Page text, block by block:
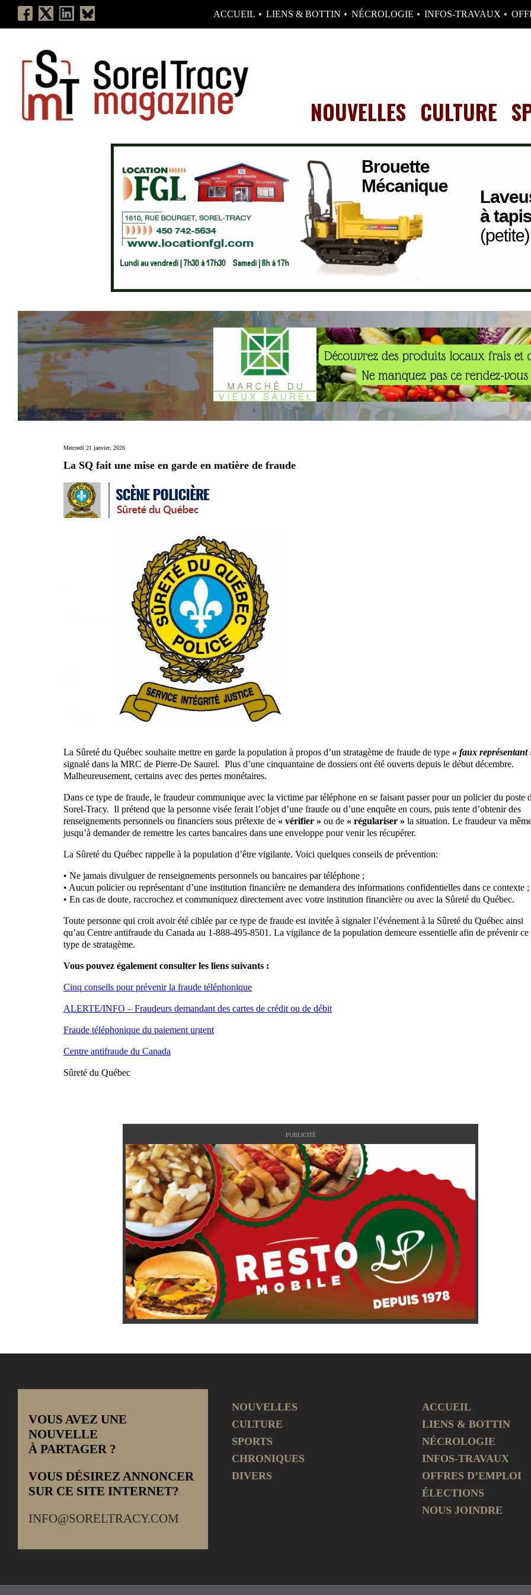
ACCUEIL LIENS & BOTTIN NÉCROLOGIE INFOS-TRAVAUX
NOUVELLES CULTURE
Mercredi 21 janvier, 2026
La SQ fait une mise en garde en matière de fraude
La Sûreté du Québec souhaite mettre en garde la population à propos d’un stratagème de fraude de type « faux représentant
signalé dans la MRC de Pierre-De Saurel. Plus d’une cinquantaine de dossiers ont été ouverts depuis le début décembre.
Malheureusement, certains avec des pertes monétaires.
Dans ce type de fraude, le fraudeur communique avec la victime par téléphone en se faisant passer pour un policier du poste
Sorel-Tracy. Il prétend que la personne visée ferait l’objet d’une fraude ou d’une enquête en cours, puis tente d’obtenir des
renseignements personnels ou financiers sous prétexte de « vérifier » ou de « régulariser » la situation. Le fraudeur va
jusqu’à demander de remettre les cartes bancaires dans une enveloppe pour venir les récupérer.
La Sûreté du Québec rappelle à la population d’être vigilante. Voici quelques conseils de prévention:
• Ne jamais divulguer de renseignements personnels ou bancaires par téléphone ;
• Aucun policier ou représentant d’une institution financière ne demandera des informations confidentielles dans ce contexte ;
• En cas de doute, raccrochez et communiquez directement avec votre institution financière ou avec la Sûreté du Québec.
Toute personne qui croit avoir été ciblée par ce type de fraude est invitée à signaler l’événement à la Sûreté du Québec ainsi
qu’au Centre antifraude du Canada au 1-888-495-8501. La vigilance de la population demeure essentielle afin de prévenir ce
type de stratagème.
Vous pouvez également consulter les liens suivants :
Cinq conseils pour prévenir la fraude téléphonique
ALERTE/INFO – Fraudeurs demandant des cartes de crédit ou de débit
Fraude téléphonique du paiement urgent
Centre antifraude du Canada
Sûreté du Québec
PUBLICITÉ
VOUS AVEZ UNE
NOUVELLE
À PARTAGER ?
VOUS DÉSIREZ ANNONCER
SUR CE SITE INTERNET?
INFO@SORELTRACY.COM
NOUVELLES
CULTURE
SPORTS
CHRONIQUES
DIVERS
ACCUEIL
LIENS & BOTTIN
NÉCROLOGIE
INFOS-TRAVAUX
OFFRES D’EMPLOI
ÉLECTIONS
NOUS JOINDRE